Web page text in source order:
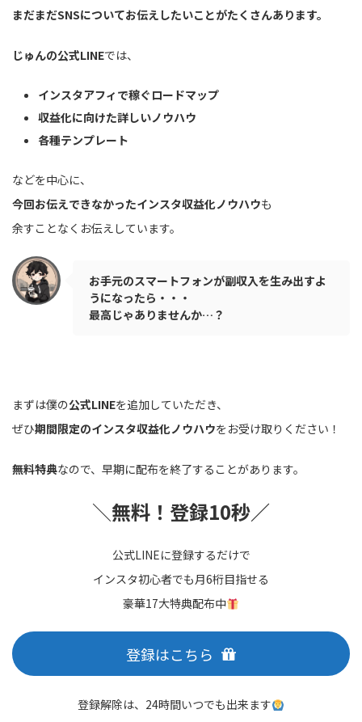
まだまだSNSについてお伝えしたいことがたくさんあります。
じゅんの公式LINEでは、
インスタアフィで稼ぐロードマップ
収益化に向けた詳しいノウハウ
各種テンプレート
などを中心に、
今回お伝えできなかったインスタ収益化ノウハウも
余すことなくお伝えしています。
お手元のスマートフォンが副収入を生み出すよ
うになったら・・・
最高じゃありませんか…？
まずは僕の公式LINEを追加していただき、
ぜひ期間限定のインスタ収益化ノウハウをお受け取りください！
無料特典なので、早期に配布を終了することがあります。
＼無料！登録10秒／
公式LINEに登録するだけで
インスタ初心者でも月6桁目指せる
豪華17大特典配布中
登録はこちら
登録解除は、24時間いつでも出来ます